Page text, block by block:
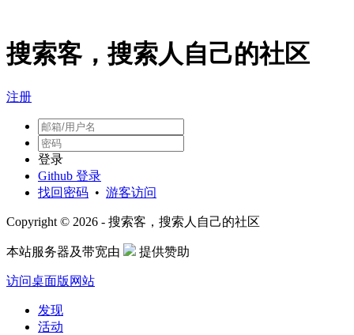
搜索客，搜索人自己的社区
注册
登录
Github 登录
找回密码 • 游客访问
Copyright © 2026 - 搜索客，搜索人自己的社区
本站服务器及带宽由 提供赞助
访问桌面版网站
发现
活动